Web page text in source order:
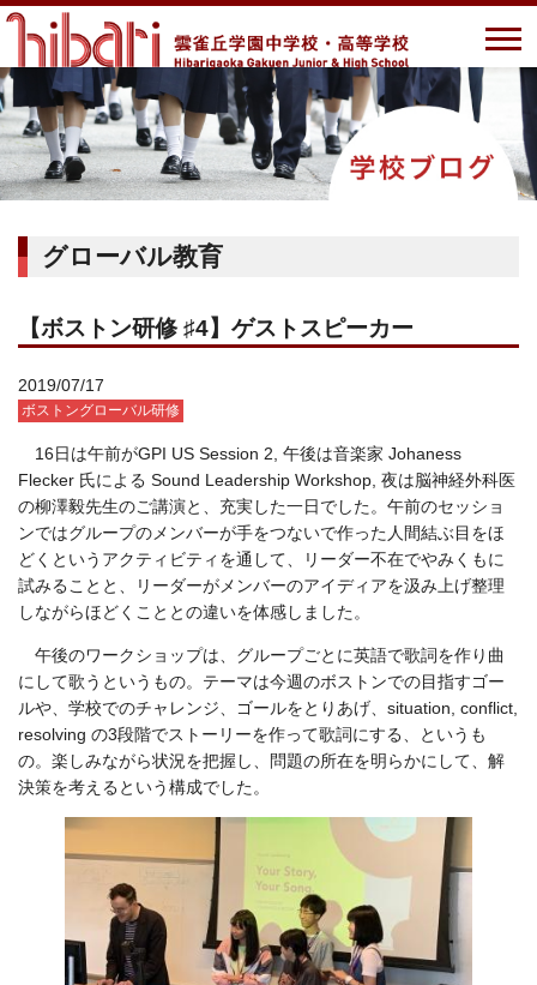
グローバル教育
【ボストン研修 ♯4】ゲストスピーカー
2019/07/17
ボストングローバル研修
16日は午前がGPI US Session 2, 午後は音楽家 Johaness
Flecker 氏による Sound Leadership Workshop, 夜は脳神経外科医
の柳澤毅先生のご講演と、充実した一日でした。午前のセッショ
ンではグループのメンバーが手をつないで作った人間結ぶ目をほ
どくというアクティビティを通して、リーダー不在でやみくもに
試みることと、リーダーがメンバーのアイディアを汲み上げ整理
しながらほどくこととの違いを体感しました。
午後のワークショップは、グループごとに英語で歌詞を作り曲
にして歌うというもの。テーマは今週のボストンでの目指すゴー
ルや、学校でのチャレンジ、ゴールをとりあげ、situation, conflict,
resolving の3段階でストーリーを作って歌詞にする、というも
の。楽しみながら状況を把握し、問題の所在を明らかにして、解
決策を考えるという構成でした。